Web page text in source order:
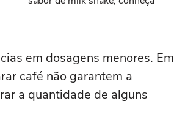
em dosagens menores. Em
café não garantem a
a quantidade de alguns